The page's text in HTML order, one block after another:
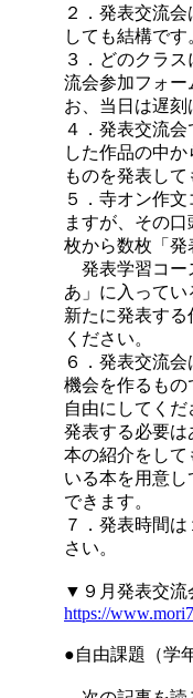
２．発表交流
しても結構です
３．どのクラ
流会参加フォー
お、当日は遅刻
４．発表交流
した作品の中
ものを発表して
５．寺オン作
ますが、その
枚から数枚「発
発表学習コー
あ」に入ってい
新たに発表す
ください。
６．発表交流
機会を作るもの
自由にしてく
発表する必要は
本の紹介をし
いる本を用意
できます。
７．発表時間
さい。
▼９月発表交流
https://
●自由課題（学